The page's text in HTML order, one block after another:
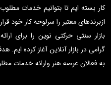
کار بسته ایم تا بتوانیم خدمات
ازبرندهای معتبر را سرلوحه کار خود
بازار سنتی حرکتی نوین را برای
گرامی در بازار آنلاین آغاز کرده
به فعالان عرصه هنر وارائه خدمات